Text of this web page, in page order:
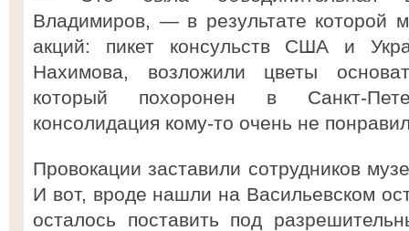
Владимиров, — в результате которой
акций: пикет консульств США и
Нахимова, возложили цветы
который похоронен в Санкт-
консолидация кому-то очень не
Провокации заставили сотрудников
И вот, вроде нашли на Васильевском
осталось поставить под